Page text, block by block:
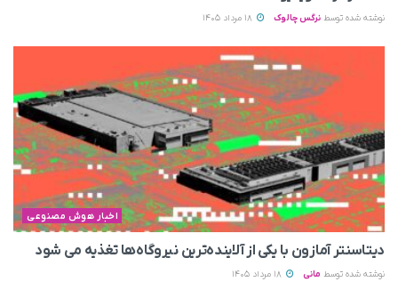
نوشته شده توسط نرگس چالوک
اخبار هوش مصنوعی
دیتاسنتر آمازون با یکی از آلاینده‌ترین نیروگاه‌ها تغذیه می‌ شود
نوشته شده توسط مانی